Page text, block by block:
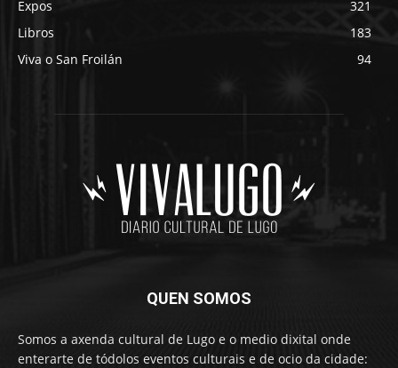
Expos
321
Libros
183
Viva o San Froilán
94
QUEN SOMOS
Somos a axenda cultural de Lugo e o medio dixital onde
enterarte de tódolos eventos culturais e de ocio da cidade: